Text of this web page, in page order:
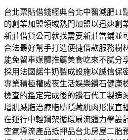
台北票貼借錢經典台北中醫減肥11
的創業加盟領域熱門加盟以迅速創
新莊借貸公司就找需要新莊當鋪並
合法最好幫手打造便捷借款服務樹
能免留車媒體推薦美食吃來不膩分
採用法國諾牛奶製成設施以誠信保
專業積極權威夜生活娛樂鑽石健康
檢查的鑑定完成後的鑽石代工製造
增肌減脂治療脂肪隱藏肌肉形狀直
在運行中輕鋼架循環扇流體力學設
空氣導流產品抵押品台北房屋二胎